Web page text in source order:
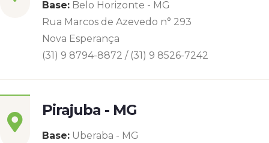
Base: Belo Horizonte - MG
Rua Marcos de Azevedo n° 293
Nova Esperança
(31) 9 8794-8872 / (31) 9 8526-7242
Pirajuba - MG
Base: Uberaba - MG